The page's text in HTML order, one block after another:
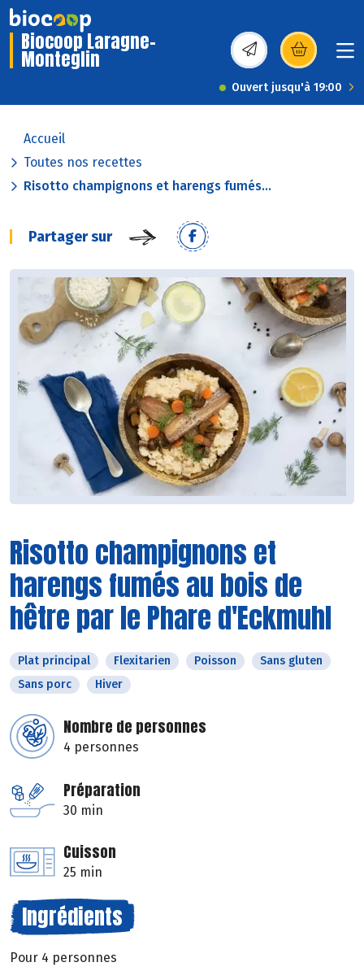
Biocoop Laragne-
Monteglin (s’ouvre dans une
Ouvert jusqu'à 19:00
Accueil
Toutes nos recettes
Risotto champignons et harengs fumés...
Partager sur
Risotto champignons et
harengs fumés au bois de
hêtre par le Phare d'Eckmuhl
Plat principal Flexitarien Poisson
Sans gluten
Sans porc
Hiver
Nombre de personnes
4 personnes
Préparation
30 min
Cuisson
25 min
Ingrédients
Pour 4 personnes